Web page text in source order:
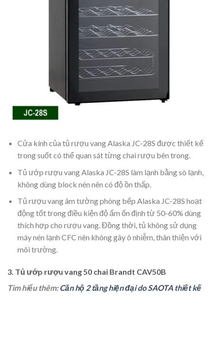
Cửa kính của tủ rượu vang Alaska JC-28S được thiết kế
trong suốt có thể quan sát từng chai rượu bên trong.
Tủ ướp rượu vang Alaska JC-28S làm lạnh bằng sò lạnh,
không dùng block nén nên có độ ồn thấp.
Tủ rượu vang âm tường phòng bếp Alaska JC-28S hoạt
động tốt trong điều kiện độ ẩm ổn định từ 50-60% dùng
thích hợp cho rượu vang. Đồng thời, tủ không sử dụng
máy nén lạnh CFC nên không gây ô nhiễm, thân thiện với
môi trường.
3. Tủ ướp rượu vang 50 chai Brandt CAV50B
Tìm hiểu thêm:Căn hộ 2 tầng hiện đại do SAOTA thiết kế